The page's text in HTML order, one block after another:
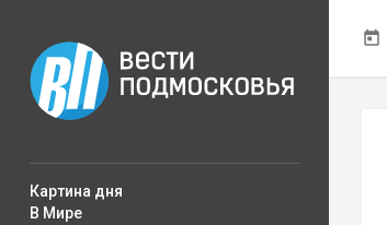
Картина дня
В Мире